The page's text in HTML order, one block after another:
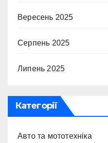
Вересень 2025
Серпень 2025
Липень 2025
Категорії
Авто та мототехніка